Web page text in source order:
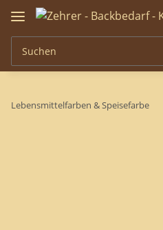
Lebensmittelfarben & Speisefarbe